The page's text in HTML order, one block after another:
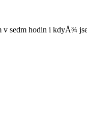
v sedm hodin i kdyÅ¾